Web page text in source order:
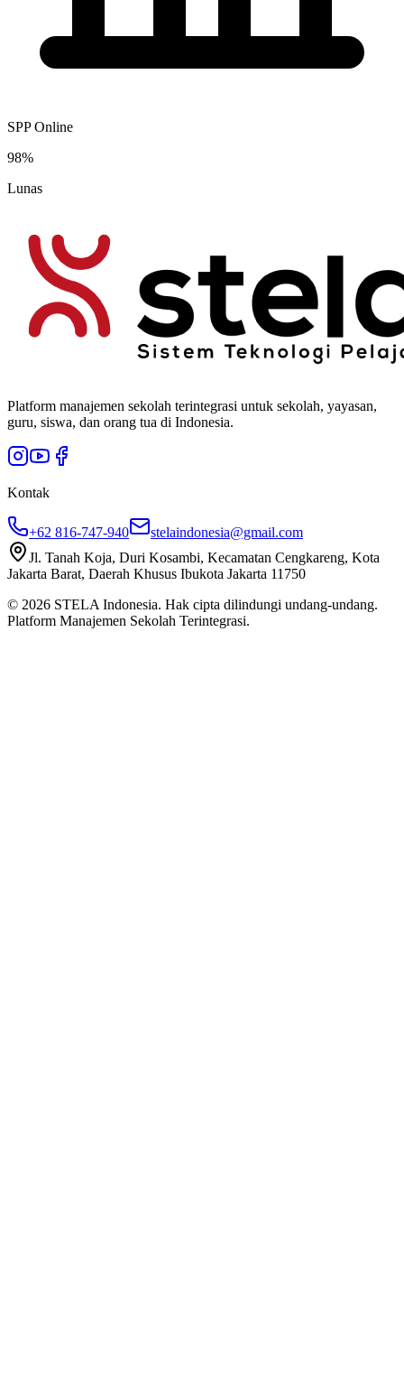
SPP Online
98%
Lunas
Platform manajemen sekolah terintegrasi untuk sekolah, yayasan,
guru, siswa, dan orang tua di Indonesia.
Kontak
+62 816-747-940
stelaindonesia@gmail.com
Jl. Tanah Koja, Duri Kosambi, Kecamatan Cengkareng, Kota
Jakarta Barat, Daerah Khusus Ibukota Jakarta 11750
© 2026 STELA Indonesia. Hak cipta dilindungi undang-undang.
Platform Manajemen Sekolah Terintegrasi.